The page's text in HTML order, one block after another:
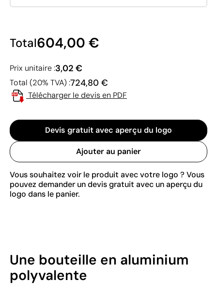
Total604,00 €
Prix unitaire :3,02 €
Total (20% TVA) :724,80 €
Télécharger le devis en PDF
Devis gratuit avec aperçu du logo
Ajouter au panier
Vous souhaitez voir le produit avec votre logo ? Vous
pouvez demander un devis gratuit avec un aperçu du
logo dans le panier.
Une bouteille en aluminium
polyvalente